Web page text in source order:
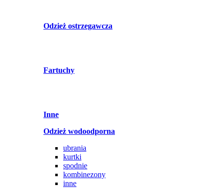
Odzież ostrzegawcza
Fartuchy
Inne
Odzież wodoodporna
ubrania
kurtki
spodnie
kombinezony
inne